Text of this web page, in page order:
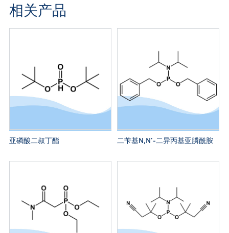
相关产品
亚磷酸二叔丁酯 二苄基N,N’-二异丙基亚膦酰胺